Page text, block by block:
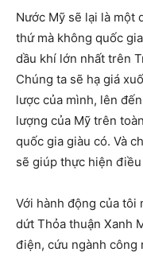
Nước Mỹ sẽ lại là một
thứ mà không quốc
dầu khí lớn nhất trên
Chúng ta sẽ hạ giá
lược của mình, lên
lượng của Mỹ trên
quốc gia giàu có. Và
sẽ giúp thực hiện điều
Với hành động của tôi
dứt Thỏa thuận Xanh
điện, cứu ngành công